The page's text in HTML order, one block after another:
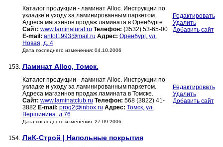
Каталог продукции - ламинат Alloc. Инструкции по
укладке и уходу за ламинированным паркетом.
Адреса магазинов продаж ламината в Оренбурге.
Сайт: www.laminatural.ru Телефон: (3532) 53-65-00
E-mail: antol1993@mail.ru Адрес: Оренбург, ул.
Новая, д. 4
Дата последнего изменения: 04.10.2006
Редактировать
Удалить
Добавить сайт
153. Ламинат Alloc, Томск.
Каталог продукции - ламинат Alloc. Инструкции по
укладке и уходу за ламинированным паркетом.
Адреса магазинов продаж ламината в Томске.
Сайт: www.laminatclub.ru Телефон: 568 (3822) 41-
3882 E-mail: prog2@inbox.ru Адрес: Томск, ул.
Вершинина. д.76
Дата последнего изменения: 27.09.2006
Редактировать
Удалить
Добавить сайт
154. ЛиК-Строй | Напольные покрытия